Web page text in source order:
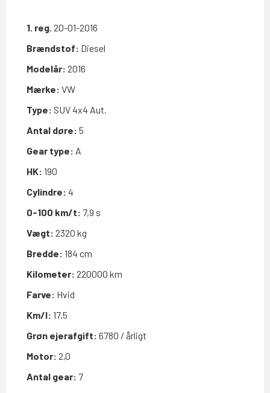
1. reg. 20-01-2016
Brændstof: Diesel
Modelår: 2016
Mærke: VW
Type: SUV 4x4 Aut.
Antal døre: 5
Gear type: A
HK: 190
Cylindre: 4
0-100 km/t: 7,9 s
Vægt: 2320 kg
Bredde: 184 cm
Kilometer: 220000 km
Farve: Hvid
Km/l: 17,5
Grøn ejerafgift: 6780 / årligt
Motor: 2,0
Antal gear: 7